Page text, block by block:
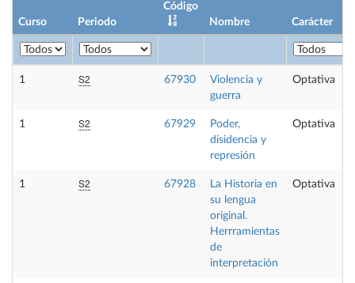
Curso Periodo
Código
Nombre
Carácter
1 S2 67930
Violencia y
guerra
Optativa
1 S2 67929
Poder,
disidencia y
represión
Optativa
1 S2 67928
La Historia en
su lengua
original.
Herrramientas
de
interpretación
Optativa